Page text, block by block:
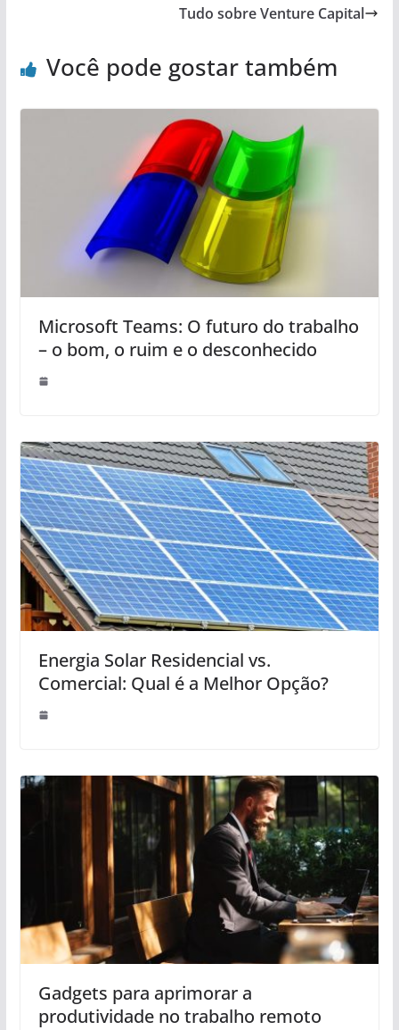
Tudo sobre Venture Capital
Você pode gostar também
Microsoft Teams: O futuro do trabalho
– o bom, o ruim e o desconhecido
Energia Solar Residencial vs.
Comercial: Qual é a Melhor Opção?
Gadgets para aprimorar a
produtividade no trabalho remoto